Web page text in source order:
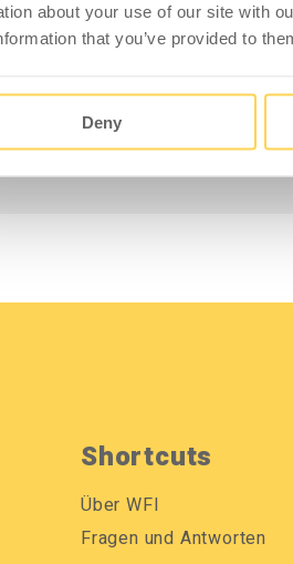
about your use of our site with
that you’ve provided to
Deny
geliefert. Die Kanten
mm.
Breiten erhältlich.
nach DIN EN 61340-4-1
Shortcuts
Über WFI
Fragen und Antworten